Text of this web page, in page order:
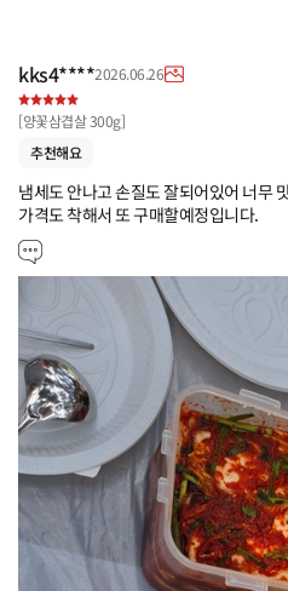
kks4****2026.06.26
[양꽃삼겹살 300g]
추천해요
냄세도 안나고 손질도 잘되어있어 너무
가격도 착해서 또 구매할예정입니다.